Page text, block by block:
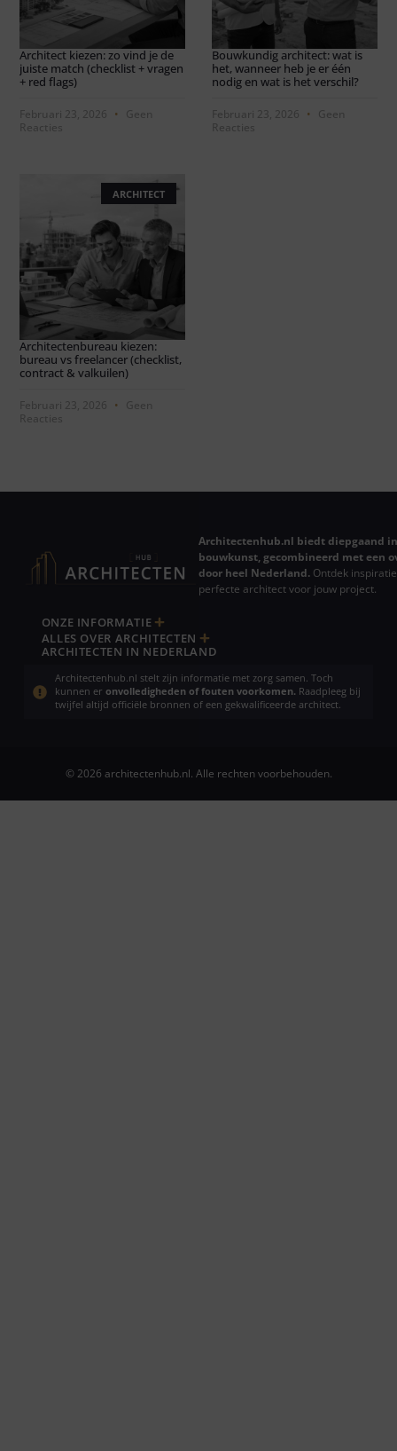
Architect kiezen: zo vind je de
juiste match (checklist + vragen
+ red flags)
Februari 23, 2026
Geen
Reacties
Bouwkundig architect: wat is
het, wanneer heb je er één
nodig en wat is het verschil?
Februari 23, 2026
Geen
Reacties
ARCHITECT
Architectenbureau kiezen:
bureau vs freelancer (checklist,
contract & valkuilen)
Februari 23, 2026
Geen
Reacties
Architectenhub.nl biedt diepgaand
bouwkunst, gecombineerd met een
door heel Nederland. Ontdek
perfecte architect voor jouw project.
ONZE INFORMATIE
ALLES OVER ARCHITECTEN
ARCHITECTEN IN NEDERLAND
Architectenhub.nl stelt zijn informatie met zorg samen. Toch
kunnen er onvolledigheden of fouten voorkomen. Raadpleeg bij
twijfel altijd officiële bronnen of een gekwalificeerde architect.
© 2026 architectenhub.nl. Alle rechten voorbehouden.